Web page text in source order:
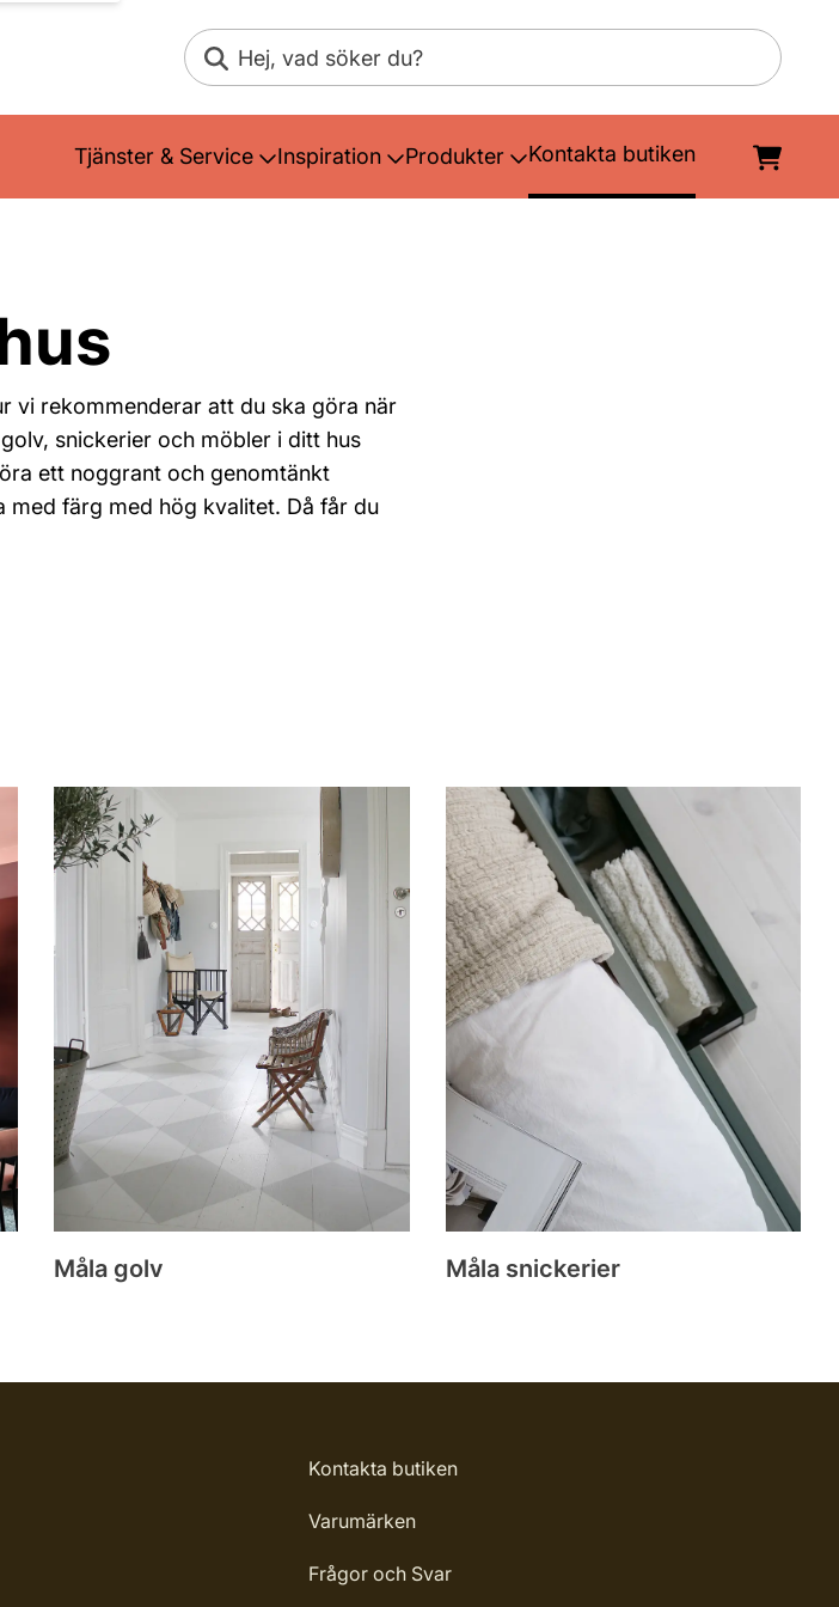
Sök
Tjänster & Service Inspiration Produkter Kontakta butiken
vi rekommenderar att du ska göra när
snickerier och möbler i ditt hus
ett noggrant och genomtänkt
med färg med hög kvalitet. Då får du
Måla golv Måla snickerier
Kontakta butiken
Varumärken
Frågor och Svar